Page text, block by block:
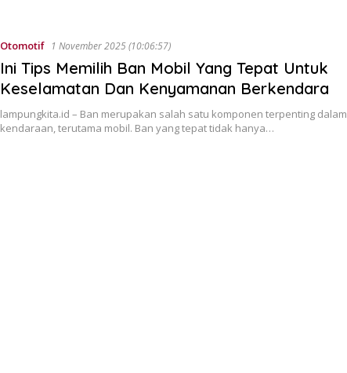
Otomotif 1 November 2025 (10:06:57)
Ini Tips Memilih Ban Mobil Yang Tepat Untuk
Keselamatan Dan Kenyamanan Berkendara
lampungkita.id – Ban merupakan salah satu komponen terpenting dalam
kendaraan, terutama mobil. Ban yang tepat tidak hanya…